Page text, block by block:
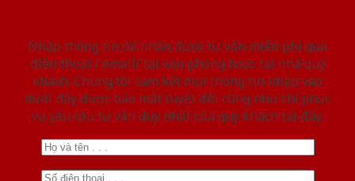
Nhập thông tin để nhận được tư vấn miễn phí qua
điện thoại / email/ tại văn phòng hoặc tại nhà quý
khách. Chúng tôi cam kết mọi thông tin nhập vào
dưới đây được bảo mật tuyệt đối cũng như chỉ phục
vụ yêu cầu tư vấn duy nhất của quý khách tại đây.